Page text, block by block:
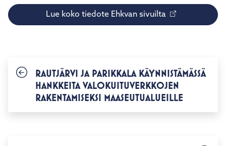
Lue koko tiedote Ehkvan sivuilta
RAUTJÄRVI JA PARIKKALA KÄYNNISTÄMÄSSÄ
HANKKEITA VALOKUITUVERKKOJEN
RAKENTAMISEKSI MAASEUTUALUEILLE